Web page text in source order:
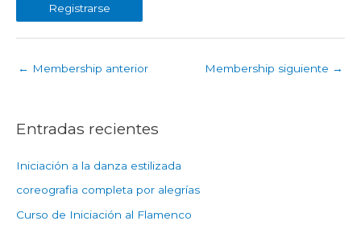
← Membership anterior Membership siguiente →
Entradas recientes
Iniciación a la danza estilizada
coreografia completa por alegrías
Curso de Iniciación al Flamenco